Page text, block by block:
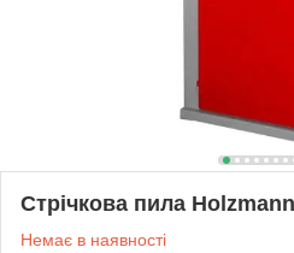
Стрічкова пила
Немає в наявності